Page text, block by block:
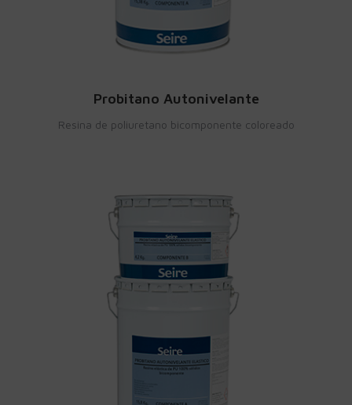
Probitano Autonivelante
Resina de poliuretano bicomponente coloreado